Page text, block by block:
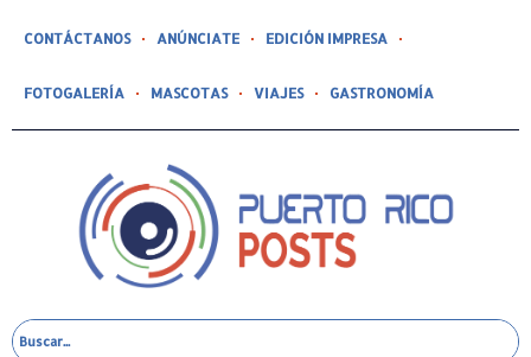
CONTÁCTANOS ANÚNCIATE EDICIÓN IMPRESA
FOTOGALERÍA MASCOTAS VIAJES GASTRONOMÍA